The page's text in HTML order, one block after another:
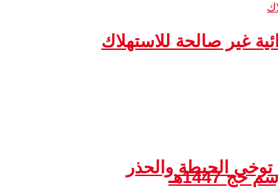
الحيطة والحذر